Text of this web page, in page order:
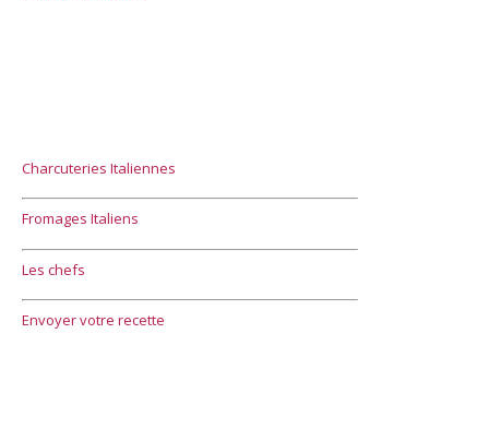
Charcuteries Italiennes
Fromages Italiens
Les chefs
Envoyer votre recette